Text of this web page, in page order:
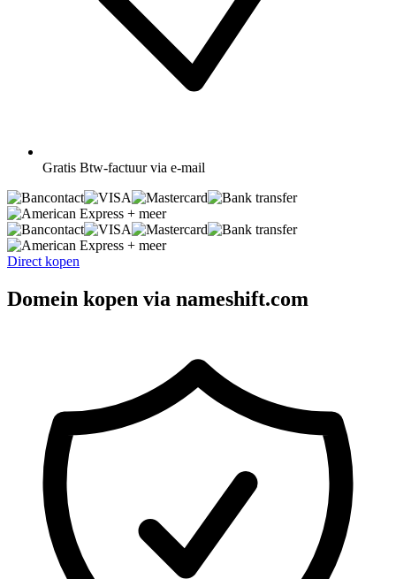
Gratis Btw-factuur via e-mail
+ meer
+ meer
Direct kopen
Domein kopen via nameshift.com